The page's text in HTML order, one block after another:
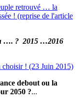
retrouvé … la
! (reprise de l'article
…. ? 2015 …2016
choisir ! (23 Juin 2015)
debout ou la
2050 ?...